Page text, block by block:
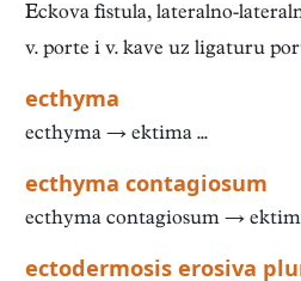
Eckova fistula, lateralno-
v. porte i v. kave uz ligaturu
ecthyma
ecthyma → ektima ...
ecthyma contagiosum
ecthyma contagiosum →
ectodermosis erosiva